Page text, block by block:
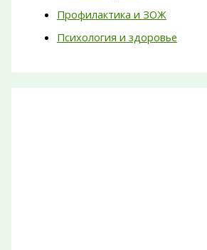
Профилактика и ЗОЖ
Психология и здоровье